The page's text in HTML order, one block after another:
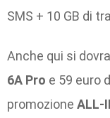
SMS + 10 GB di
Anche qui si
6A Pro e 59 euro
promozione ALL-